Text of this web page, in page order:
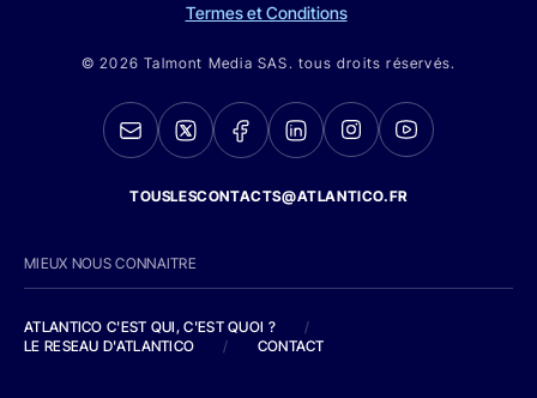
Termes et Conditions
© 2026 Talmont Media SAS. tous droits réservés.
TOUSLESCONTACTS@ATLANTICO.FR
MIEUX NOUS CONNAITRE
ATLANTICO C'EST QUI, C'EST QUOI ?
/
LE RESEAU D'ATLANTICO
/ CONTACT